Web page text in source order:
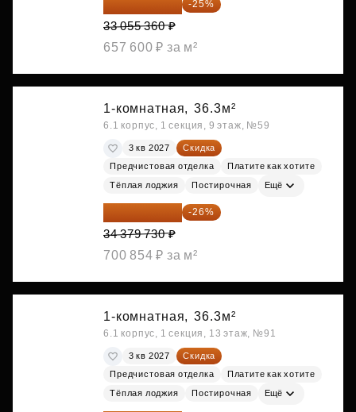
24 791 520 ₽ -25%
33 055 360 ₽
657 600 ₽ за м²
1-комнатная, 36.3м²
6.1 корпус, 1 секция, 9 этаж, №59
3 кв 2027
Скидка
Предчистовая отделка
Платите как хотите
Тёплая лоджия Постирочная Ещё
25 441 000 ₽ -26%
34 379 730 ₽
700 854 ₽ за м²
1-комнатная, 36.3м²
6.1 корпус, 1 секция, 13 этаж, №91
3 кв 2027
Скидка
Предчистовая отделка
Платите как хотите
Тёплая лоджия Постирочная Ещё